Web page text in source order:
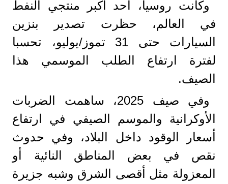
وكانت روسيا، أحد أكبر منتجي النفط
في العالم، حظرت تصدير بنزين
السيارات حتى 31 تموز/يوليو، تحسبا
لفترة ارتفاع الطلب الموسمي هذا
الصيف.
وفي صيف 2025، ساهمت الضربات
الأوكرانية والموسم الصيفي في ارتفاع
أسعار الوقود داخل البلاد، وفي حدوث
نقص في بعض المناطق النائية أو
المعزولة مثل أقصى الشرق وشبه جزيرة